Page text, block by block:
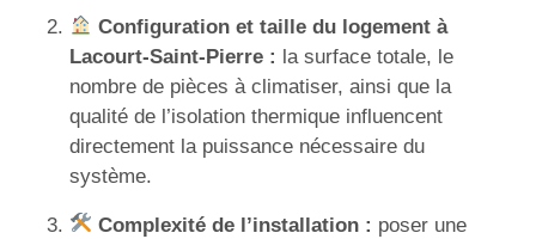
Configuration et taille du logement à
Lacourt-Saint-Pierre : la surface totale, le
nombre de pièces à climatiser, ainsi que la
qualité de l’isolation thermique influencent
directement la puissance nécessaire du
système.
Complexité de l’installation : poser une